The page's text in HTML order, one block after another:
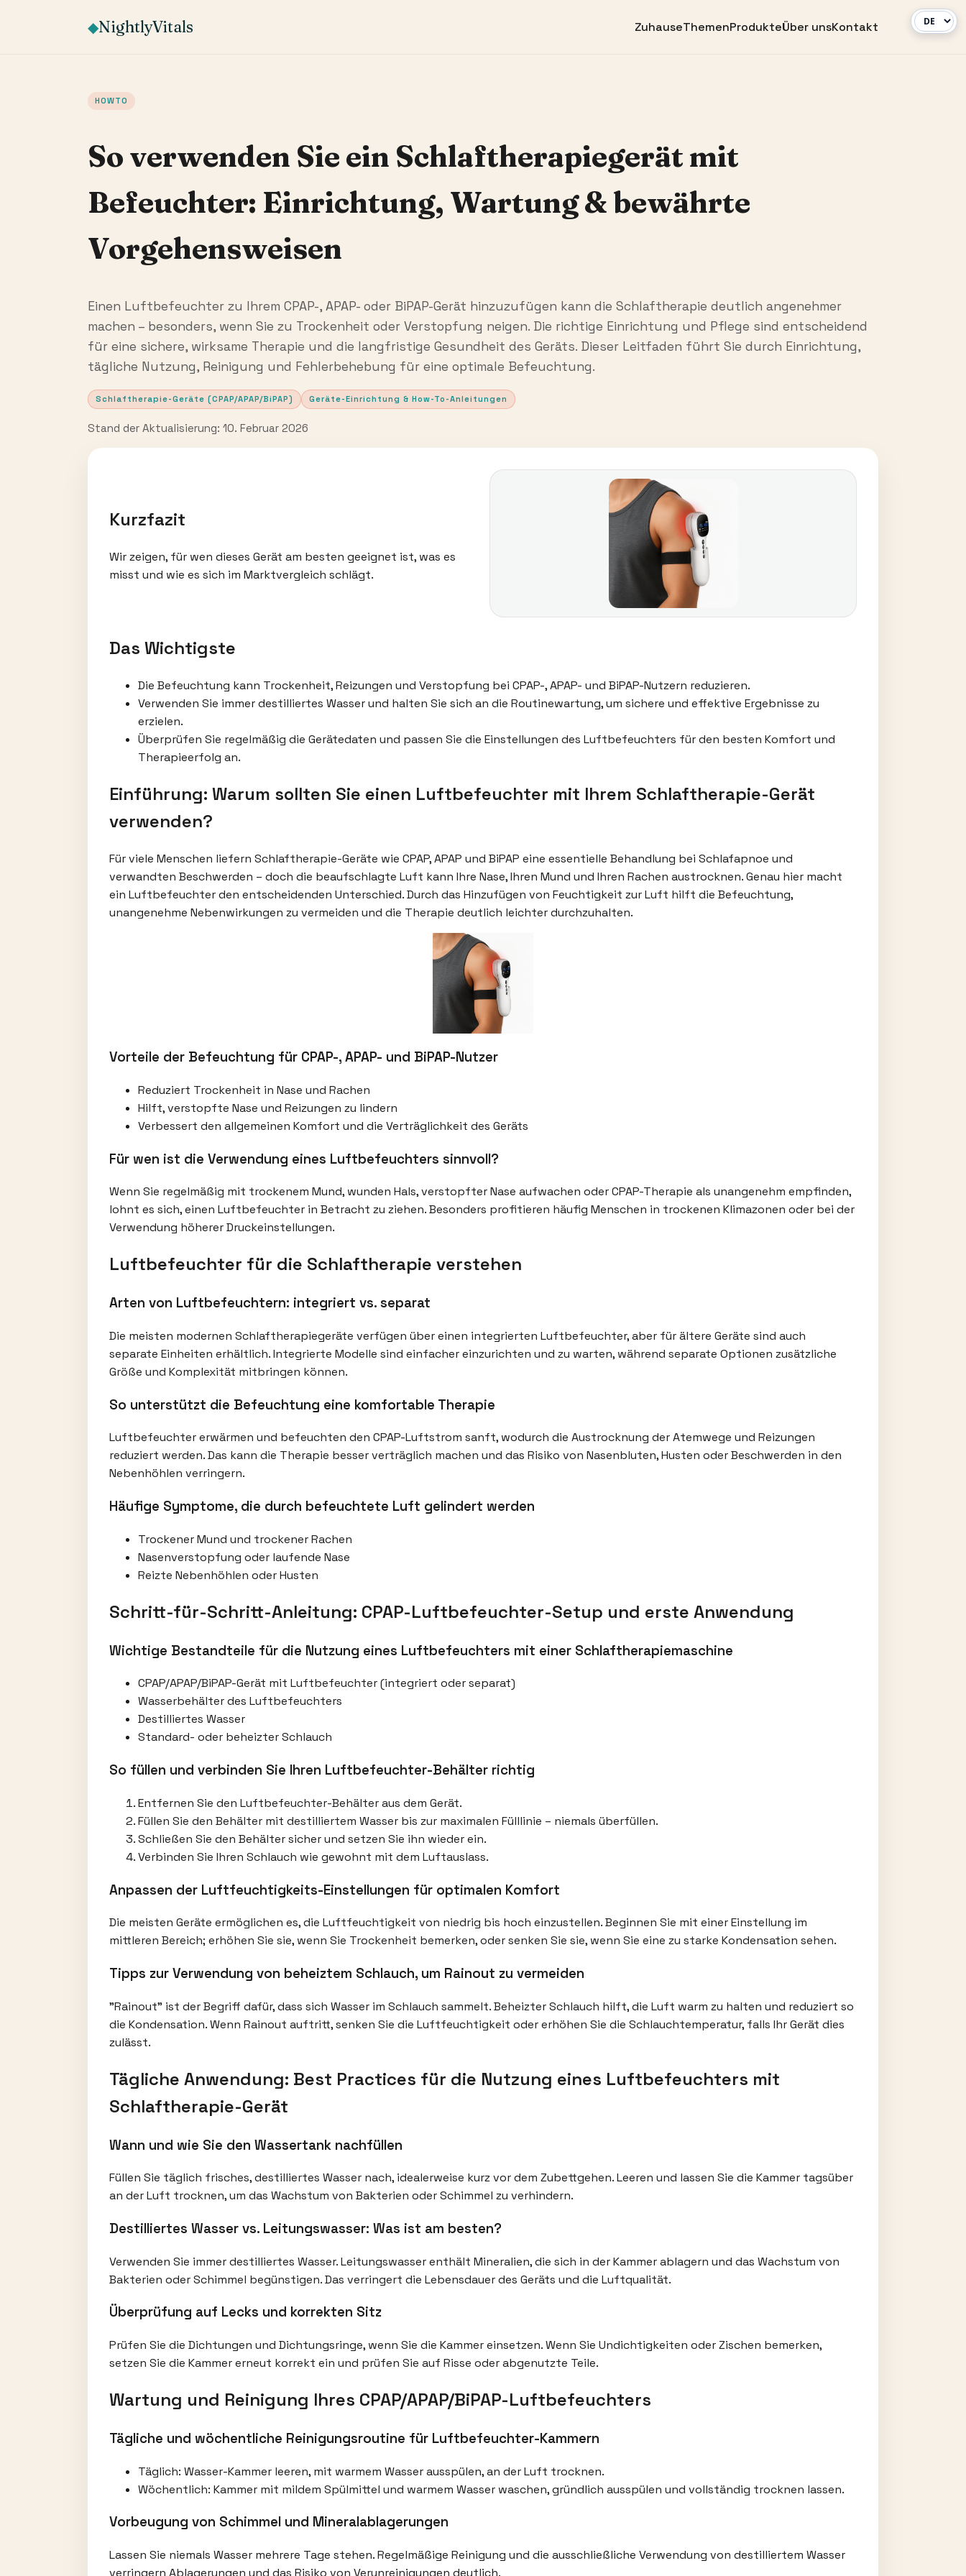
◆NightlyVitals ZuhauseThemenProdukteÜber unsKontakt
HOWTO
So verwenden Sie ein Schlaftherapiegerät mit
Befeuchter: Einrichtung, Wartung & bewährte
Vorgehensweisen
Einen Luftbefeuchter zu Ihrem CPAP-, APAP- oder BiPAP-Gerät hinzuzufügen kann die Schlaftherapie deutlich angenehmer
machen – besonders, wenn Sie zu Trockenheit oder Verstopfung neigen. Die richtige Einrichtung und Pflege sind entscheidend
für eine sichere, wirksame Therapie und die langfristige Gesundheit des Geräts. Dieser Leitfaden führt Sie durch Einrichtung,
tägliche Nutzung, Reinigung und Fehlerbehebung für eine optimale Befeuchtung.
Schlaftherapie-Geräte (CPAP/APAP/BiPAP) Geräte-Einrichtung & How-To-Anleitungen
Stand der Aktualisierung: 10. Februar 2026
Kurzfazit
Wir zeigen, für wen dieses Gerät am besten geeignet ist, was es
misst und wie es sich im Marktvergleich schlägt.
Das Wichtigste
Die Befeuchtung kann Trockenheit, Reizungen und Verstopfung bei CPAP-, APAP- und BiPAP-Nutzern reduzieren.
Verwenden Sie immer destilliertes Wasser und halten Sie sich an die Routinewartung, um sichere und effektive Ergebnisse zu
erzielen.
Überprüfen Sie regelmäßig die Gerätedaten und passen Sie die Einstellungen des Luftbefeuchters für den besten Komfort und
Therapieerfolg an.
Einführung: Warum sollten Sie einen Luftbefeuchter mit Ihrem Schlaftherapie-Gerät
verwenden?
Für viele Menschen liefern Schlaftherapie-Geräte wie CPAP, APAP und BiPAP eine essentielle Behandlung bei Schlafapnoe und
verwandten Beschwerden – doch die beaufschlagte Luft kann Ihre Nase, Ihren Mund und Ihren Rachen austrocknen. Genau hier macht
ein Luftbefeuchter den entscheidenden Unterschied. Durch das Hinzufügen von Feuchtigkeit zur Luft hilft die Befeuchtung,
unangenehme Nebenwirkungen zu vermeiden und die Therapie deutlich leichter durchzuhalten.
Vorteile der Befeuchtung für CPAP-, APAP- und BiPAP-Nutzer
Reduziert Trockenheit in Nase und Rachen
Hilft, verstopfte Nase und Reizungen zu lindern
Verbessert den allgemeinen Komfort und die Verträglichkeit des Geräts
Für wen ist die Verwendung eines Luftbefeuchters sinnvoll?
Wenn Sie regelmäßig mit trockenem Mund, wunden Hals, verstopfter Nase aufwachen oder CPAP-Therapie als unangenehm empfinden,
lohnt es sich, einen Luftbefeuchter in Betracht zu ziehen. Besonders profitieren häufig Menschen in trockenen Klimazonen oder bei der
Verwendung höherer Druckeinstellungen.
Luftbefeuchter für die Schlaftherapie verstehen
Arten von Luftbefeuchtern: integriert vs. separat
Die meisten modernen Schlaftherapiegeräte verfügen über einen integrierten Luftbefeuchter, aber für ältere Geräte sind auch
separate Einheiten erhältlich. Integrierte Modelle sind einfacher einzurichten und zu warten, während separate Optionen zusätzliche
Größe und Komplexität mitbringen können.
So unterstützt die Befeuchtung eine komfortable Therapie
Luftbefeuchter erwärmen und befeuchten den CPAP-Luftstrom sanft, wodurch die Austrocknung der Atemwege und Reizungen
reduziert werden. Das kann die Therapie besser verträglich machen und das Risiko von Nasenbluten, Husten oder Beschwerden in den
Nebenhöhlen verringern.
Häufige Symptome, die durch befeuchtete Luft gelindert werden
Trockener Mund und trockener Rachen
Nasenverstopfung oder laufende Nase
Reizte Nebenhöhlen oder Husten
Schritt-für-Schritt-Anleitung: CPAP-Luftbefeuchter-Setup und erste Anwendung
Wichtige Bestandteile für die Nutzung eines Luftbefeuchters mit einer Schlaftherapiemaschine
CPAP/APAP/BiPAP-Gerät mit Luftbefeuchter (integriert oder separat)
Wasserbehälter des Luftbefeuchters
Destilliertes Wasser
Standard- oder beheizter Schlauch
So füllen und verbinden Sie Ihren Luftbefeuchter-Behälter richtig
Entfernen Sie den Luftbefeuchter-Behälter aus dem Gerät.
Füllen Sie den Behälter mit destilliertem Wasser bis zur maximalen Fülllinie – niemals überfüllen.
Schließen Sie den Behälter sicher und setzen Sie ihn wieder ein.
Verbinden Sie Ihren Schlauch wie gewohnt mit dem Luftauslass.
Anpassen der Luftfeuchtigkeits-Einstellungen für optimalen Komfort
Die meisten Geräte ermöglichen es, die Luftfeuchtigkeit von niedrig bis hoch einzustellen. Beginnen Sie mit einer Einstellung im
mittleren Bereich; erhöhen Sie sie, wenn Sie Trockenheit bemerken, oder senken Sie sie, wenn Sie eine zu starke Kondensation sehen.
Tipps zur Verwendung von beheiztem Schlauch, um Rainout zu vermeiden
"Rainout" ist der Begriff dafür, dass sich Wasser im Schlauch sammelt. Beheizter Schlauch hilft, die Luft warm zu halten und reduziert so
die Kondensation. Wenn Rainout auftritt, senken Sie die Luftfeuchtigkeit oder erhöhen Sie die Schlauchtemperatur, falls Ihr Gerät dies
zulässt.
Tägliche Anwendung: Best Practices für die Nutzung eines Luftbefeuchters mit
Schlaftherapie-Gerät
Wann und wie Sie den Wassertank nachfüllen
Füllen Sie täglich frisches, destilliertes Wasser nach, idealerweise kurz vor dem Zubettgehen. Leeren und lassen Sie die Kammer tagsüber
an der Luft trocknen, um das Wachstum von Bakterien oder Schimmel zu verhindern.
Destilliertes Wasser vs. Leitungswasser: Was ist am besten?
Verwenden Sie immer destilliertes Wasser. Leitungswasser enthält Mineralien, die sich in der Kammer ablagern und das Wachstum von
Bakterien oder Schimmel begünstigen. Das verringert die Lebensdauer des Geräts und die Luftqualität.
Überprüfung auf Lecks und korrekten Sitz
Prüfen Sie die Dichtungen und Dichtungsringe, wenn Sie die Kammer einsetzen. Wenn Sie Undichtigkeiten oder Zischen bemerken,
setzen Sie die Kammer erneut korrekt ein und prüfen Sie auf Risse oder abgenutzte Teile.
Wartung und Reinigung Ihres CPAP/APAP/BiPAP-Luftbefeuchters
Tägliche und wöchentliche Reinigungsroutine für Luftbefeuchter-Kammern
Täglich: Wasser-Kammer leeren, mit warmem Wasser ausspülen, an der Luft trocknen.
Wöchentlich: Kammer mit mildem Spülmittel und warmem Wasser waschen, gründlich ausspülen und vollständig trocknen lassen.
Vorbeugung von Schimmel und Mineralablagerungen
Lassen Sie niemals Wasser mehrere Tage stehen. Regelmäßige Reinigung und die ausschließliche Verwendung von destilliertem Wasser
verringern Ablagerungen und das Risiko von Verunreinigungen deutlich.